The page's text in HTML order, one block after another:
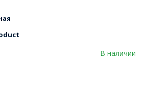
В наличии